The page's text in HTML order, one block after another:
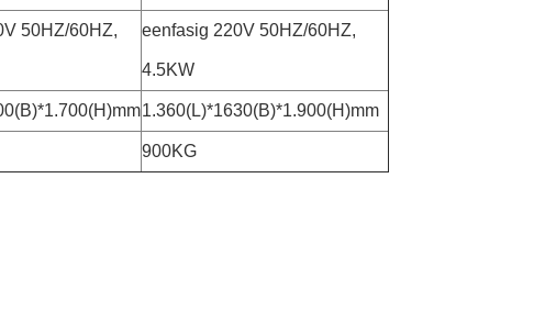
50HZ/60HZ, eenfasig 220V 50HZ/60HZ,
4.5KW
1.360(L)*1630(B)*1.900(H)mm
900KG